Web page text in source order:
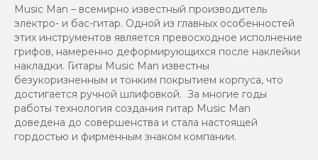
Music Man – всемирно известный производитель
электро- и бас-гитар. Одной из главных особенностей
этих инструментов является превосходное исполнение
грифов, намеренно деформирующихся после наклейки
накладки. Гитары Music Man известны
безукоризненным и тонким покрытием корпуса, что
достигается ручной шлифовкой. За многие годы
работы технология создания гитар Music Man
доведена до совершенства и стала настоящей
гордостью и фирменным знаком компании.